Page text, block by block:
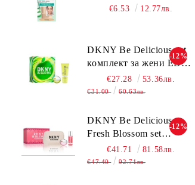
CLASSIC SPF15
среден нюанс за
комбинирана до мазна
€6.53 12.77лв.
DKNY Be Delicious set
комплект за жени EDP
30ml + BL 100ml
-12%
€27.28 53.36лв.
€31.00 60.63лв.
DKNY Be Delicious
Fresh Blossom set
комплект за жени
-12%
€41.71 81.58лв.
€47.40 92.71лв.